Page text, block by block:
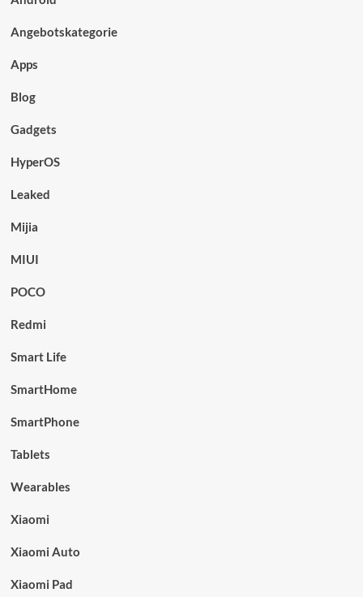
Angebotskategorie
Apps
Blog
Gadgets
HyperOS
Leaked
Mijia
MIUI
POCO
Redmi
Smart Life
SmartHome
SmartPhone
Tablets
Wearables
Xiaomi
Xiaomi Auto
Xiaomi Pad